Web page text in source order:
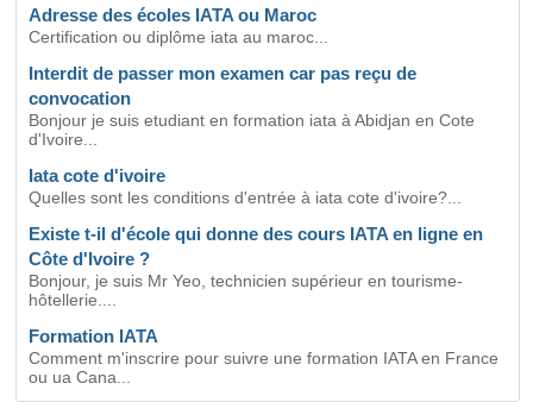
Adresse des écoles IATA ou Maroc
Certification ou diplôme iata au maroc...
Interdit de passer mon examen car pas reçu de
convocation
Bonjour je suis etudiant en formation iata à Abidjan en Cote
d'Ivoire...
Iata cote d'ivoire
Quelles sont les conditions d'entrée à iata cote d'ivoire?...
Existe t-il d'école qui donne des cours IATA en ligne en
Côte d'Ivoire ?
Bonjour, je suis Mr Yeo, technicien supérieur en tourisme-
hôtellerie....
Formation IATA
Comment m'inscrire pour suivre une formation IATA en France
ou ua Cana...